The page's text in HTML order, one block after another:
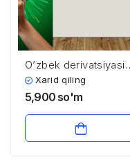
O’zbek derivatsiyasi
va so’z yasalishi
Xarid qiling
5,900 so'm